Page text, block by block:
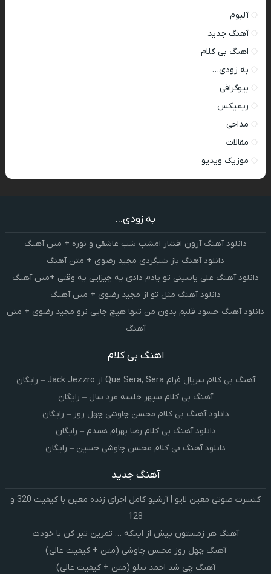
آلبوم
آهنگ جدید
اهنگ بی کلام
به زودی…
بیوگرافی
ریمیکس
مداحی
مقالات
موزیک ویدیو
به زودی...
دانلود آهنگ آرون افشار امشب شب عاشقی و نوره + متن آهنگ
دانلود آهنگ باز شبگردی مجید رضوی + متن آهنگ
دانلود آهنگ علی یاسینی تو یادم دادی یه چیزایی یه وقتی +متن آهنگ
دانلود آهنگ مثل تو از مجید رضوی + متن آهنگ
دانلود آهنگ حسود قلبم بدون من تنها هیچ جایی نرو مجید رضوی + متن
آهنگ
اهنگ بی کلام
آهنگ بی کلام سریال فرام Que Sera, Sera از Jack Jezzro – رایگان
آهنگ بی کلام سپهر خلسه مرد سال – رایگان
دانلود آهنگ بی کلام محسن چاوشی چهل روز – رایگان
دانلود آهنگ بی کلام رضا بهرام همدم – رایگان
دانلود آهنگ بی کلام محسن چاوشی حسین – رایگان
آهنگ جدید
کنسرت صوتی معین لایو | آرشیو کامل اجرای زنده معین با کیفیت 320 و
128
آهنگ هر زمستون پیش از اینکه … تمرین تبر کن با خودت
آهنگ چهل روز محسن چاوشی (متن + کیفیت عالی)
آهنگ چی شد احمد سلو (متن + کیفیت عالی)